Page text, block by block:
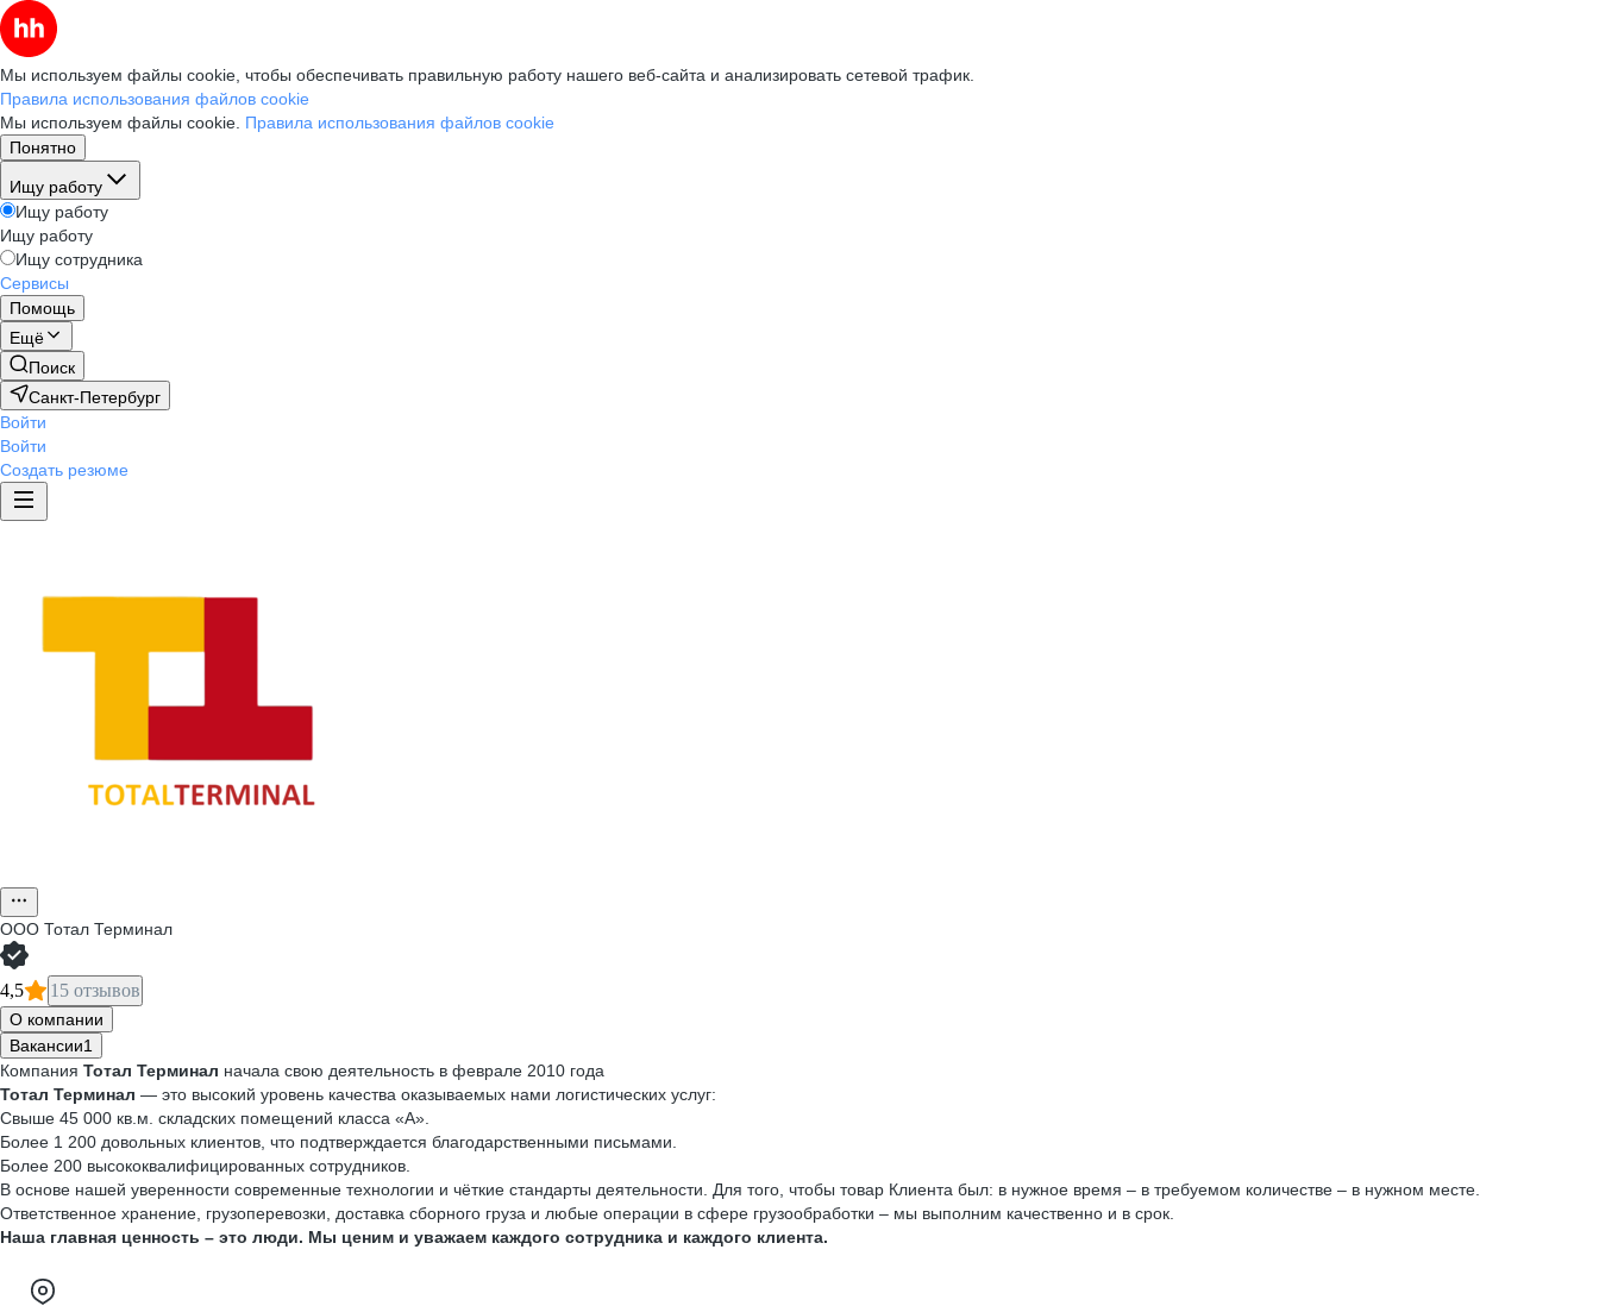
Мы используем файлы cookie, чтобы обеспечивать правильную работу нашего веб-сайта и анализировать сетевой трафик.
Правила использования файлов cookie
Мы используем файлы cookie. Правила использования файлов cookie
Понятно
Ищу работу
Ищу работу
Ищу работу
Ищу сотрудника
Сервисы
Помощь
Ещё
Поиск
Санкт-Петербург
Войти
Войти
Создать резюме
ООО Тотал Терминал
4,5 15 отзывов
О компании
Вакансии1
Компания Тотал Терминал начала свою деятельность в феврале 2010 года
Тотал Терминал — это высокий уровень качества оказываемых нами логистических услуг:
Свыше 45 000 кв.м. складских помещений класса «А».
Более 1 200 довольных клиентов, что подтверждается благодарственными письмами.
Более 200 высококвалифицированных сотрудников.
В основе нашей уверенности современные технологии и чёткие стандарты деятельности. Для того, чтобы товар Клиента был: в нужное время – в требуемом количестве – в нужном месте.
Ответственное хранение, грузоперевозки, доставка сборного груза и любые операции в сфере грузообработки – мы выполним качественно и в срок.
Наша главная ценность – это люди. Мы ценим и уважаем каждого сотрудника и каждого клиента.